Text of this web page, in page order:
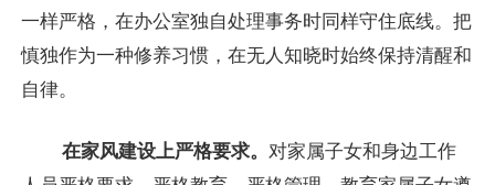
一样严格，在办公室独自处理事务时同样守住底线。把
慎独作为一种修养习惯，在无人知晓时始终保持清醒和
自律。
在家风建设上严格要求。 对家属子女和身边工作